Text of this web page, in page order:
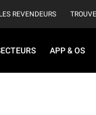
REVENDEURS
APP & OS